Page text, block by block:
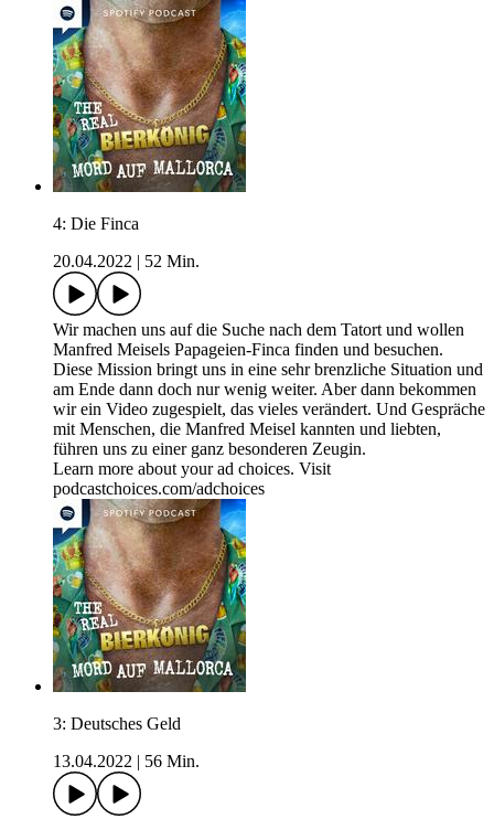
4: Die Finca
20.04.2022
52 Min.
Wir machen uns auf die Suche nach dem Tatort und wollen
Manfred Meisels Papageien-Finca finden und besuchen.
Diese Mission bringt uns in eine sehr brenzliche Situation und
am Ende dann doch nur wenig weiter. Aber dann bekommen
wir ein Video zugespielt, das vieles verändert. Und Gespräche
mit Menschen, die Manfred Meisel kannten und liebten,
führen uns zu einer ganz besonderen Zeugin.
Learn more about your ad choices. Visit
podcastchoices.com/adchoices
3: Deutsches Geld
13.04.2022
56 Min.